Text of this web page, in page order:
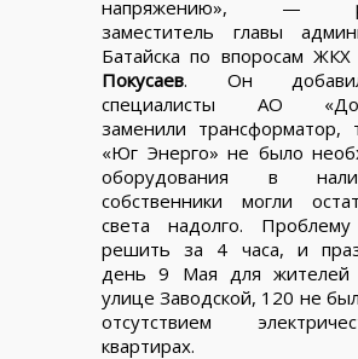
напряжению», —
заместитель главы
Батайска по впоросам ЖКХ
Покусаев. Он
специалисты АО
заменили трансформатор,
«Юг Энерго» не было
оборудования в
собственники могли
света надолго. Проблему
решить за 4 часа, и
день 9 Мая для жителей
улице Заводской, 120 не
отсутствием
квартирах.